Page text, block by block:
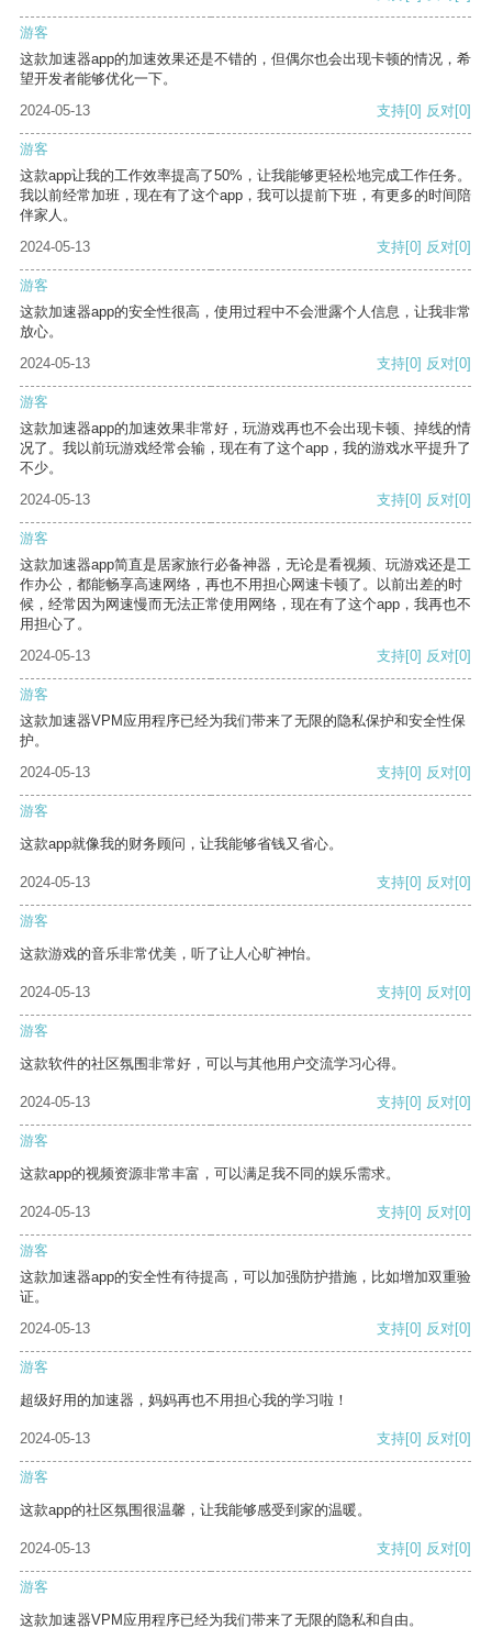
游客
这款加速器app的加速效果还是不错的，但偶尔也会出现卡顿的情况，希
望开发者能够优化一下。
2024-05-13
支持[0] 反对[0]
游客
这款app让我的工作效率提高了50%，让我能够更轻松地完成工作任务。
我以前经常加班，现在有了这个app，我可以提前下班，有更多的时间陪
伴家人。
2024-05-13
支持[0] 反对[0]
游客
这款加速器app的安全性很高，使用过程中不会泄露个人信息，让我非常
放心。
2024-05-13
支持[0] 反对[0]
游客
这款加速器app的加速效果非常好，玩游戏再也不会出现卡顿、掉线的情
况了。我以前玩游戏经常会输，现在有了这个app，我的游戏水平提升了
不少。
2024-05-13
支持[0] 反对[0]
游客
这款加速器app简直是居家旅行必备神器，无论是看视频、玩游戏还是工
作办公，都能畅享高速网络，再也不用担心网速卡顿了。以前出差的时
候，经常因为网速慢而无法正常使用网络，现在有了这个app，我再也不
用担心了。
2024-05-13
支持[0] 反对[0]
游客
这款加速器VPM应用程序已经为我们带来了无限的隐私保护和安全性保
护。
2024-05-13
支持[0] 反对[0]
游客
这款app就像我的财务顾问，让我能够省钱又省心。
2024-05-13 支持[0] 反对[0]
游客
这款游戏的音乐非常优美，听了让人心旷神怡。
2024-05-13 支持[0] 反对[0]
游客
这款软件的社区氛围非常好，可以与其他用户交流学习心得。
2024-05-13 支持[0] 反对[0]
游客
这款app的视频资源非常丰富，可以满足我不同的娱乐需求。
2024-05-13 支持[0] 反对[0]
游客
这款加速器app的安全性有待提高，可以加强防护措施，比如增加双重验
证。
2024-05-13
支持[0] 反对[0]
游客
超级好用的加速器，妈妈再也不用担心我的学习啦！
2024-05-13 支持[0] 反对[0]
游客
这款app的社区氛围很温馨，让我能够感受到家的温暖。
2024-05-13 支持[0] 反对[0]
游客
这款加速器VPM应用程序已经为我们带来了无限的隐私和自由。